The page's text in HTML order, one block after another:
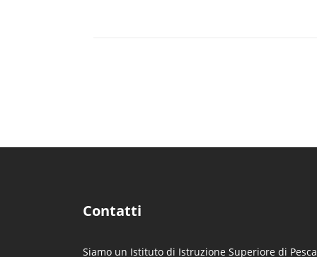
Contatti
Siamo un Istituto di Istruzione Superiore di